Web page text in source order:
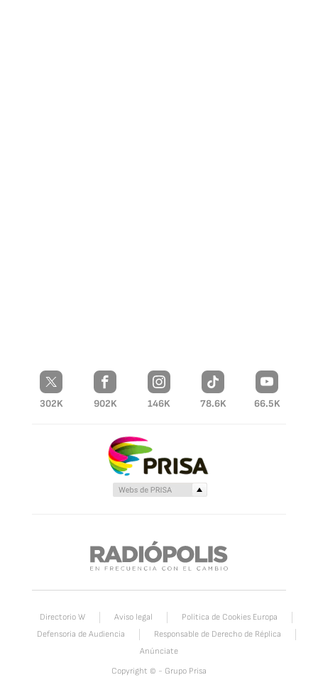
302K 902K 146K 78.6K 66.5K
Directorio W Aviso legal
Política de Cookies Europa
Defensoria de Audiencia
Responsable de Derecho de Réplica
Anúnciate
Copyright © - Grupo Prisa